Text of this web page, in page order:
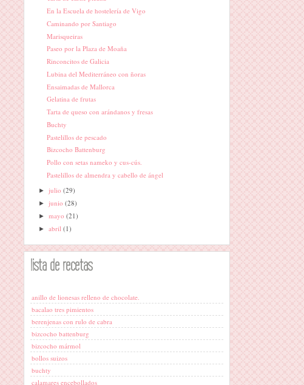
En la Escuela de hostelería de Vigo
Caminando por Santiago
Marisqueiras
Paseo por la Plaza de Moaña
Rinconcitos de Galicia
Lubina del Mediterráneo con ñoras
Ensaimadas de Mallorca
Gelatina de frutas
Tarta de queso con arándanos y fresas
Buchty
Pastelillos de pescado
Bizcocho Battenburg
Pollo con setas nameko y cus-cús.
Pastelillos de almendra y cabello de ángel
►julio(29)
►junio(28)
►mayo(21)
►abril(1)
lista de recetas
anillo de lionesas relleno de chocolate.
bacalao tres pimientos
berenjenas con rulo de cabra
bizcocho battenburg
bizcocho mármol
bollos suizos
buchty
calamares encebollados